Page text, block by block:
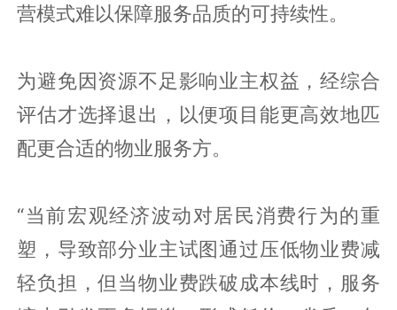
营模式难以保障服务品质的可持续性。
为避免因资源不足影响业主权益，经综合
评估才选择退出，以便项目能更高效地匹
配更合适的物业服务方。
“当前宏观经济波动对居民消费行为的重
塑，导致部分业主试图通过压低物业费减
轻负担，但当物业费跌破成本线时，服务